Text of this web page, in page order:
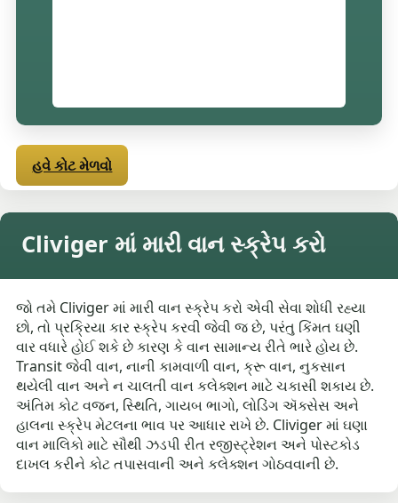
હવે કોટ મેળવો
Cliviger માં મારી વાન સ્ક્રેપ કરો
જો તમે Cliviger માં મારી વાન સ્ક્રેપ કરો એવી સેવા શોધી રહ્યા
છો, તો પ્રક્રિયા કાર સ્ક્રેપ કરવી જેવી જ છે, પરંતુ કિંમત ઘણી
વાર વધારે હોઈ શકે છે કારણ કે વાન સામાન્ય રીતે ભારે હોય છે.
Transit જેવી વાન, નાની કામવાળી વાન, ક્રૂ વાન, નુકસાન
થયેલી વાન અને ન ચાલતી વાન કલેક્શન માટે ચકાસી શકાય છે.
અંતિમ કોટ વજન, સ્થિતિ, ગાયબ ભાગો, લોડિંગ ઍક્સેસ અને
હાલના સ્ક્રેપ મેટલના ભાવ પર આધાર રાખે છે. Cliviger માં ઘણા
વાન માલિકો માટે સૌથી ઝડપી રીત રજીસ્ટ્રેશન અને પોસ્ટકોડ
દાખલ કરીને કોટ તપાસવાની અને કલેક્શન ગોઠવવાની છે.